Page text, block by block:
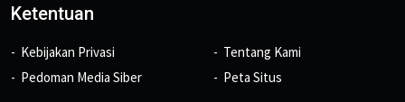
Ketentuan
Kebijakan Privasi
Pedoman Media Siber
Tentang Kami
Peta Situs